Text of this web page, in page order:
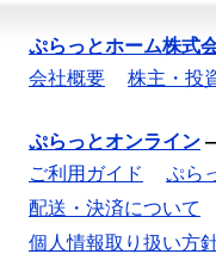
ぷらっとホーム株式
会社概要
株主・投
ぷらっとオンライン
ご利用ガイド
ぷら
配送・決済について
個人情報取り扱い方